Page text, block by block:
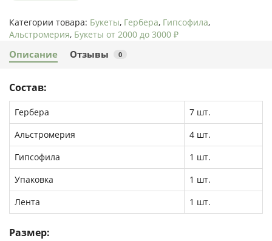
Категории товара: Букеты, Гербера, Гипсофила,
Альстромерия, Букеты от 2000 до 3000 ₽
Описание Отзывы 0
Состав:
Гербера
7 шт.
Альстромерия
4 шт.
Гипсофила
1 шт.
Упаковка
1 шт.
Лента
1 шт.
Размер: